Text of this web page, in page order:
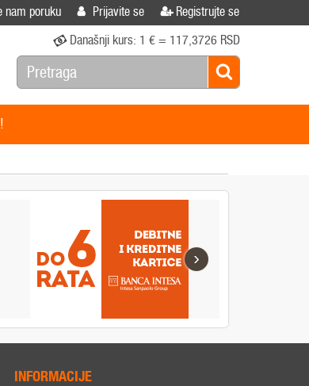
nam poruku Prijavite se Registrujte se
Današnji kurs: 1 € = 117,3726 RSD
›
INFORMACIJE